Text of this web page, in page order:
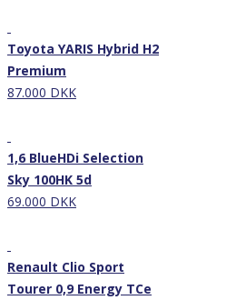
Toyota YARIS Hybrid H2
Premium
87.000 DKK
1,6 BlueHDi Selection
Sky 100HK 5d
69.000 DKK
Renault Clio Sport
Tourer 0,9 Energy TCe